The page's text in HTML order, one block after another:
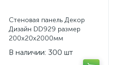
Стеновая панель Декор
Дизайн DD929 размер
200x20x2000мм
В наличии: 300 шт